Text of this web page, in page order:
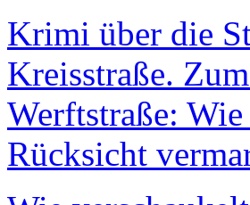
Krimi über die
Kreisstraße.
Werftstraße:
Rücksicht